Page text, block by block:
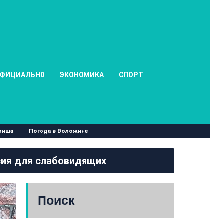
ЭКОНОМИКА СПОРТ
Погода в Воложине
для слабовидящих
Поиск